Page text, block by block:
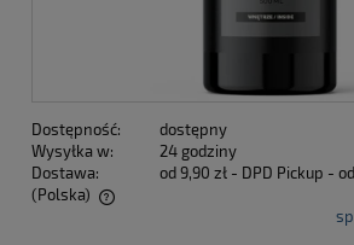
Dostępność:
dostępny
Wysyłka w:
24 godziny
Dostawa:
od 9,90 zł - DPD Pickup -
(Polska)
Cena nie zawiera ewentualnych kosztów